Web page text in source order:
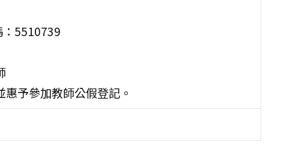
：5510739
予參加教師公假登記。